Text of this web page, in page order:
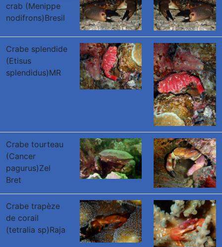
crab (Menippe
nodifrons)Bresil
Crabe splendide
(Etisus
splendidus)MR
Crabe tourteau
(Cancer
pagurus)Zel
Bret
Crabe trapèze
de corail
(tetralia sp)Raja